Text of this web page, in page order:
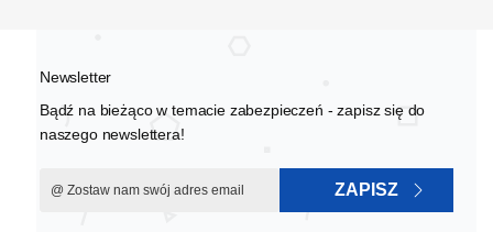
Newsletter
Bądź na bieżąco w temacie zabezpieczeń - zapisz się do
naszego newslettera!
ZAPISZ